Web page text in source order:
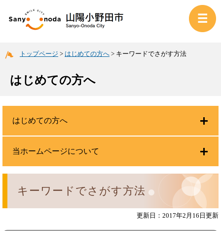
トップページ > はじめての方へ > キーワードでさがす方法
はじめての方へ
キーワードでさがす方法
更新日：2017年2月16日更新
はじめての方へ
当ホームページについて